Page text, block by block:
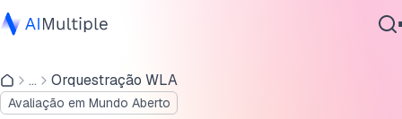
IA Agêntica
Segurança cibernética
... Orquestração WLA
Avaliação em Mundo Aberto
Stonebranch